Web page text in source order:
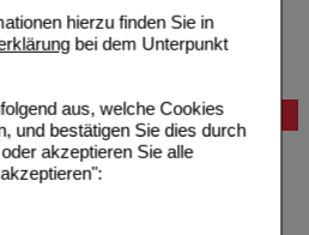
hierzu finden Sie in
bei dem Unterpunkt
aus, welche Cookies
und bestätigen Sie dies durch
akzeptieren Sie alle
Bestellung
Hilfe zur Anmeldung
Hilfe zum Bestellvorgang